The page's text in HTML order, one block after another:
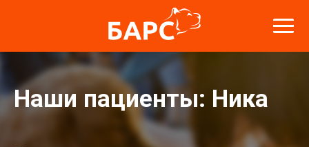
Наши пациенты: Ника